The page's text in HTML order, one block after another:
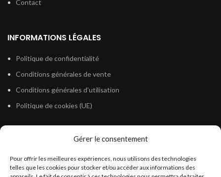
Gérer le consentement
Pour offrir les meilleures expériences, nous utilisons des technologies
telles que les cookies pour stocker et/ou accéder aux informations des
Contact
INFORMATIONS LÉGALES
Politique de confidentialité
Conditions générales de vente
Conditions générales d’utilisation
Politique de cookies (UE)
Législation Gasoil Fioul GNR